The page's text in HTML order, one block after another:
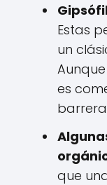
Estas
un
es
que